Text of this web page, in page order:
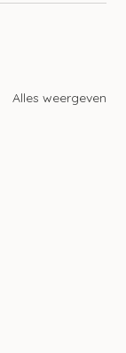
Alles weergeven